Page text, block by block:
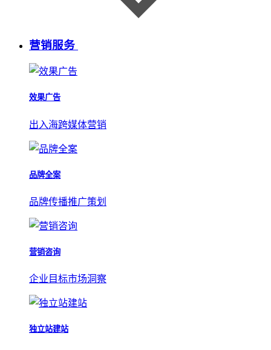
营销服务
效果广告
出入海跨媒体营销
品牌全案
品牌传播推广策划
营销咨询
企业目标市场洞察
独立站建站